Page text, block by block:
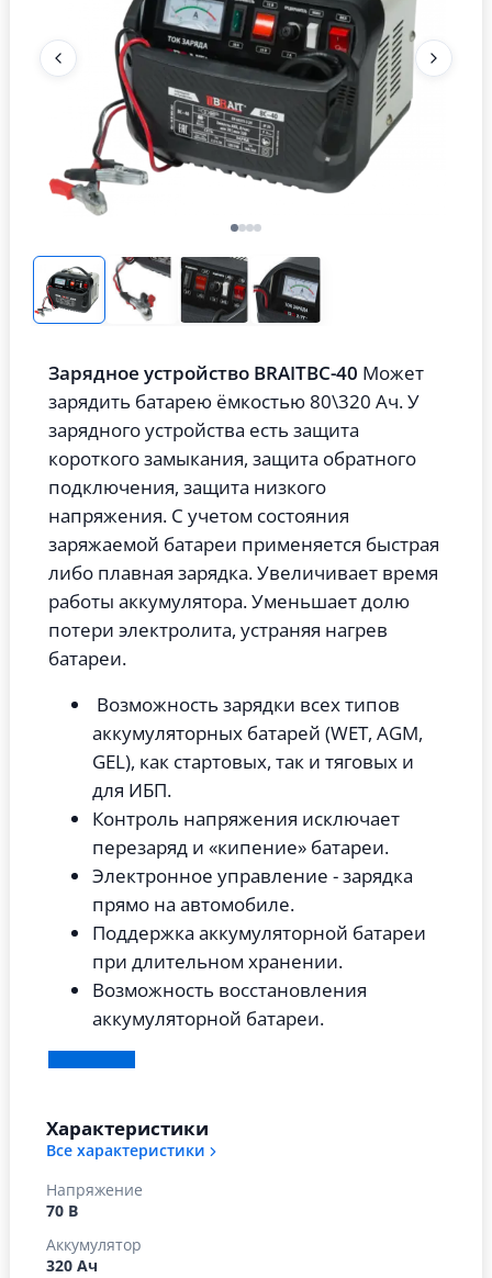
Зарядное устройство BRAITBC-40 Может
зарядить батарею ёмкостью 80\320 Ач. У
зарядного устройства есть защита
короткого замыкания, защита обратного
подключения, защита низкого
напряжения. С учетом состояния
заряжаемой батареи применяется быстрая
либо плавная зарядка. Увеличивает время
работы аккумулятора. Уменьшает долю
потери электролита, устраняя нагрев
батареи.
Возможность зарядки всех типов
аккумуляторных батарей (WET, AGM,
GEL), как стартовых, так и тяговых и
для ИБП.
Контроль напряжения исключает
перезаряд и «кипение» батареи.
Электронное управление - зарядка
прямо на автомобиле.
Поддержка аккумуляторной батареи
при длительном хранении.
Возможность восстановления
аккумуляторной батареи.
Характеристики
Все характеристики
Напряжение
70 В
Аккумулятор
320 Ач